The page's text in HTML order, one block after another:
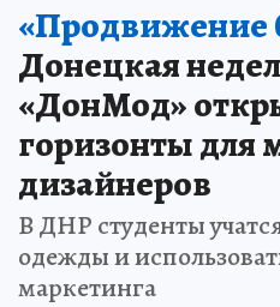
«Продвижение
Донецкая
«ДонМод»
горизонты для
дизайнеров
В ДНР студенты
одежды и
маркетинга